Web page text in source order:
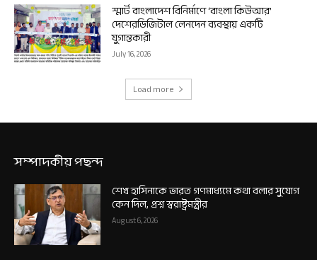
স্মার্ট বাংলাদেশ বিনির্মাণে ‘বাংলা কিউআর’
দেশেরডিজিটাল লেনদেন ব্যবস্থায় একটি
যুগান্তকারী
July 16, 2026
Load more
সম্পাদকীয় পছন্দ
শেখ হাসিনাকে ভারত গণমাধ্যমে কথা বলার সুযোগ
কেন দিল, প্রশ্ন স্বরাষ্ট্রমন্ত্রীর
August 6, 2026